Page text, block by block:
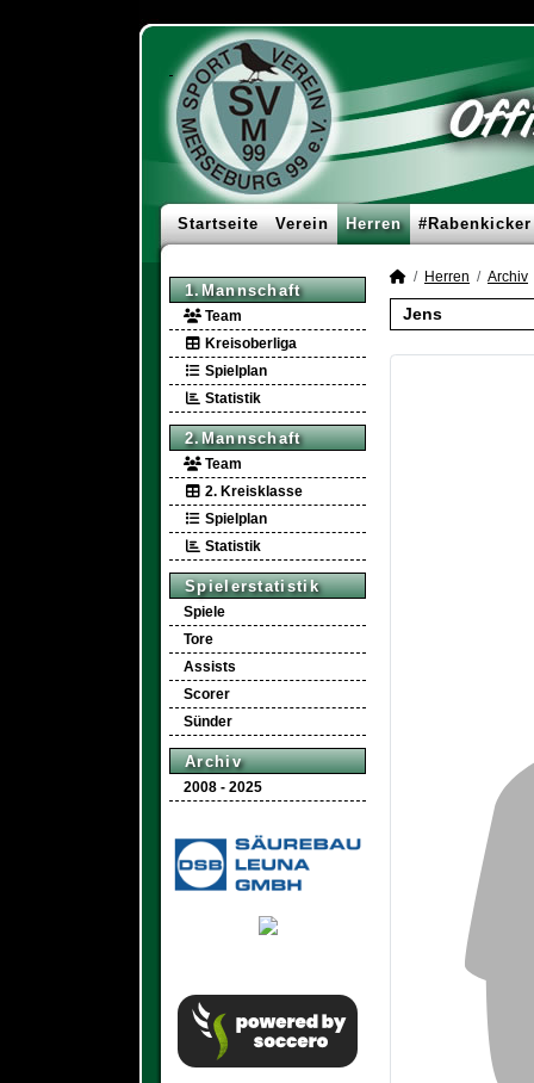
Startseite Verein Herren #Rabenkicker
1.Mannschaft
Team
Kreisoberliga
Spielplan
Statistik
2.Mannschaft
Team
2. Kreisklasse
Spielplan
Statistik
Spielerstatistik
Spiele
Tore
Assists
Scorer
Sünder
Archiv
2008 - 2025
Herren Archiv
Jens